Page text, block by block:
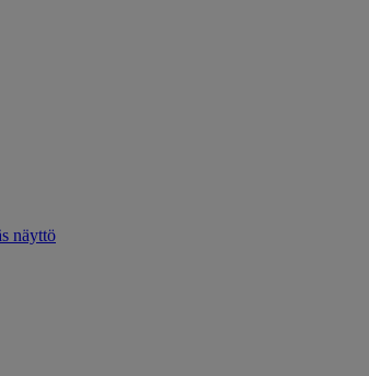
näyttö